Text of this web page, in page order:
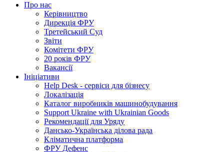
Про нас
Керівництво
Дирекція ФРУ
Третейський Суд
Звіти
Комітети ФРУ
20 років ФРУ
Вакансії
Ініціативи
Help Desk - сервіси для бізнесу
Локалізація
Каталог виробників машинобудування
Support Ukraine with Ukrainian Goods
Рекомендації для Уряду
Дансько-Українська ділова рада
Кліматична платформа
ФРУ Дефенс